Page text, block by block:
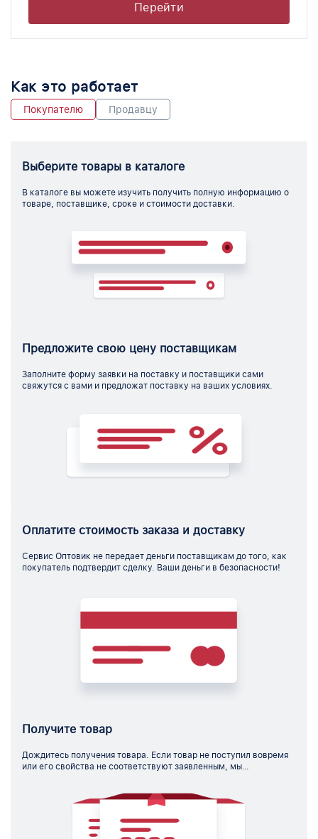
Перейти
Как это работает
Покупателю Продавцу
Выберите товары в каталоге
В каталоге вы можете изучить получить полную информацию о
товаре, поставщике, сроке и стоимости доставки.
Предложите свою цену поставщикам
Заполните форму заявки на поставку и поставщики сами
свяжутся с вами и предложат поставку на ваших условиях.
Оплатите стоимость заказа и доставку
Сервис Оптовик не передает деньги поставщикам до того, как
покупатель подтвердит сделку. Ваши деньги в безопасности!
Получите товар
Дождитесь получения товара. Если товар не поступил вовремя
или его свойства не соответствуют заявленным, мы